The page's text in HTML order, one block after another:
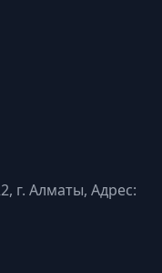
г. Алматы, Адрес: